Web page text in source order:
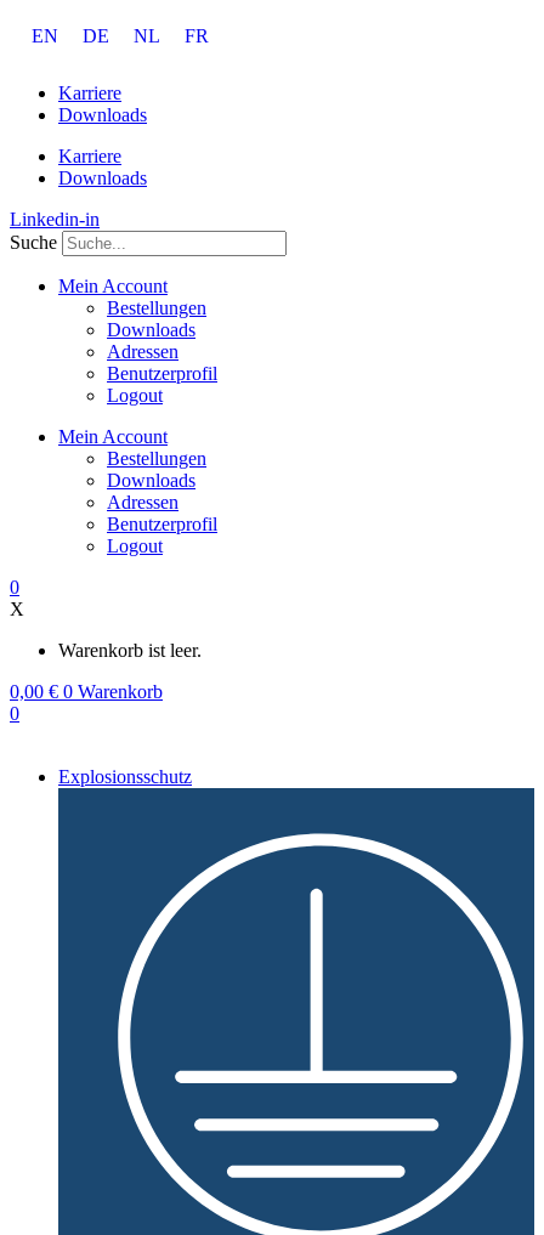
Inhalt
EN DE NL FR
Karriere
Downloads
Karriere
Downloads
Linkedin-in
Suche
Mein Account
Bestellungen
Downloads
Adressen
Benutzerprofil
Logout
Mein Account
Bestellungen
Downloads
Adressen
Benutzerprofil
Logout
0
X
Warenkorb ist leer.
0,00 € 0 Warenkorb
0
Explosionsschutz